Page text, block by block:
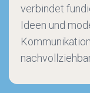
verbindet
Ideen und